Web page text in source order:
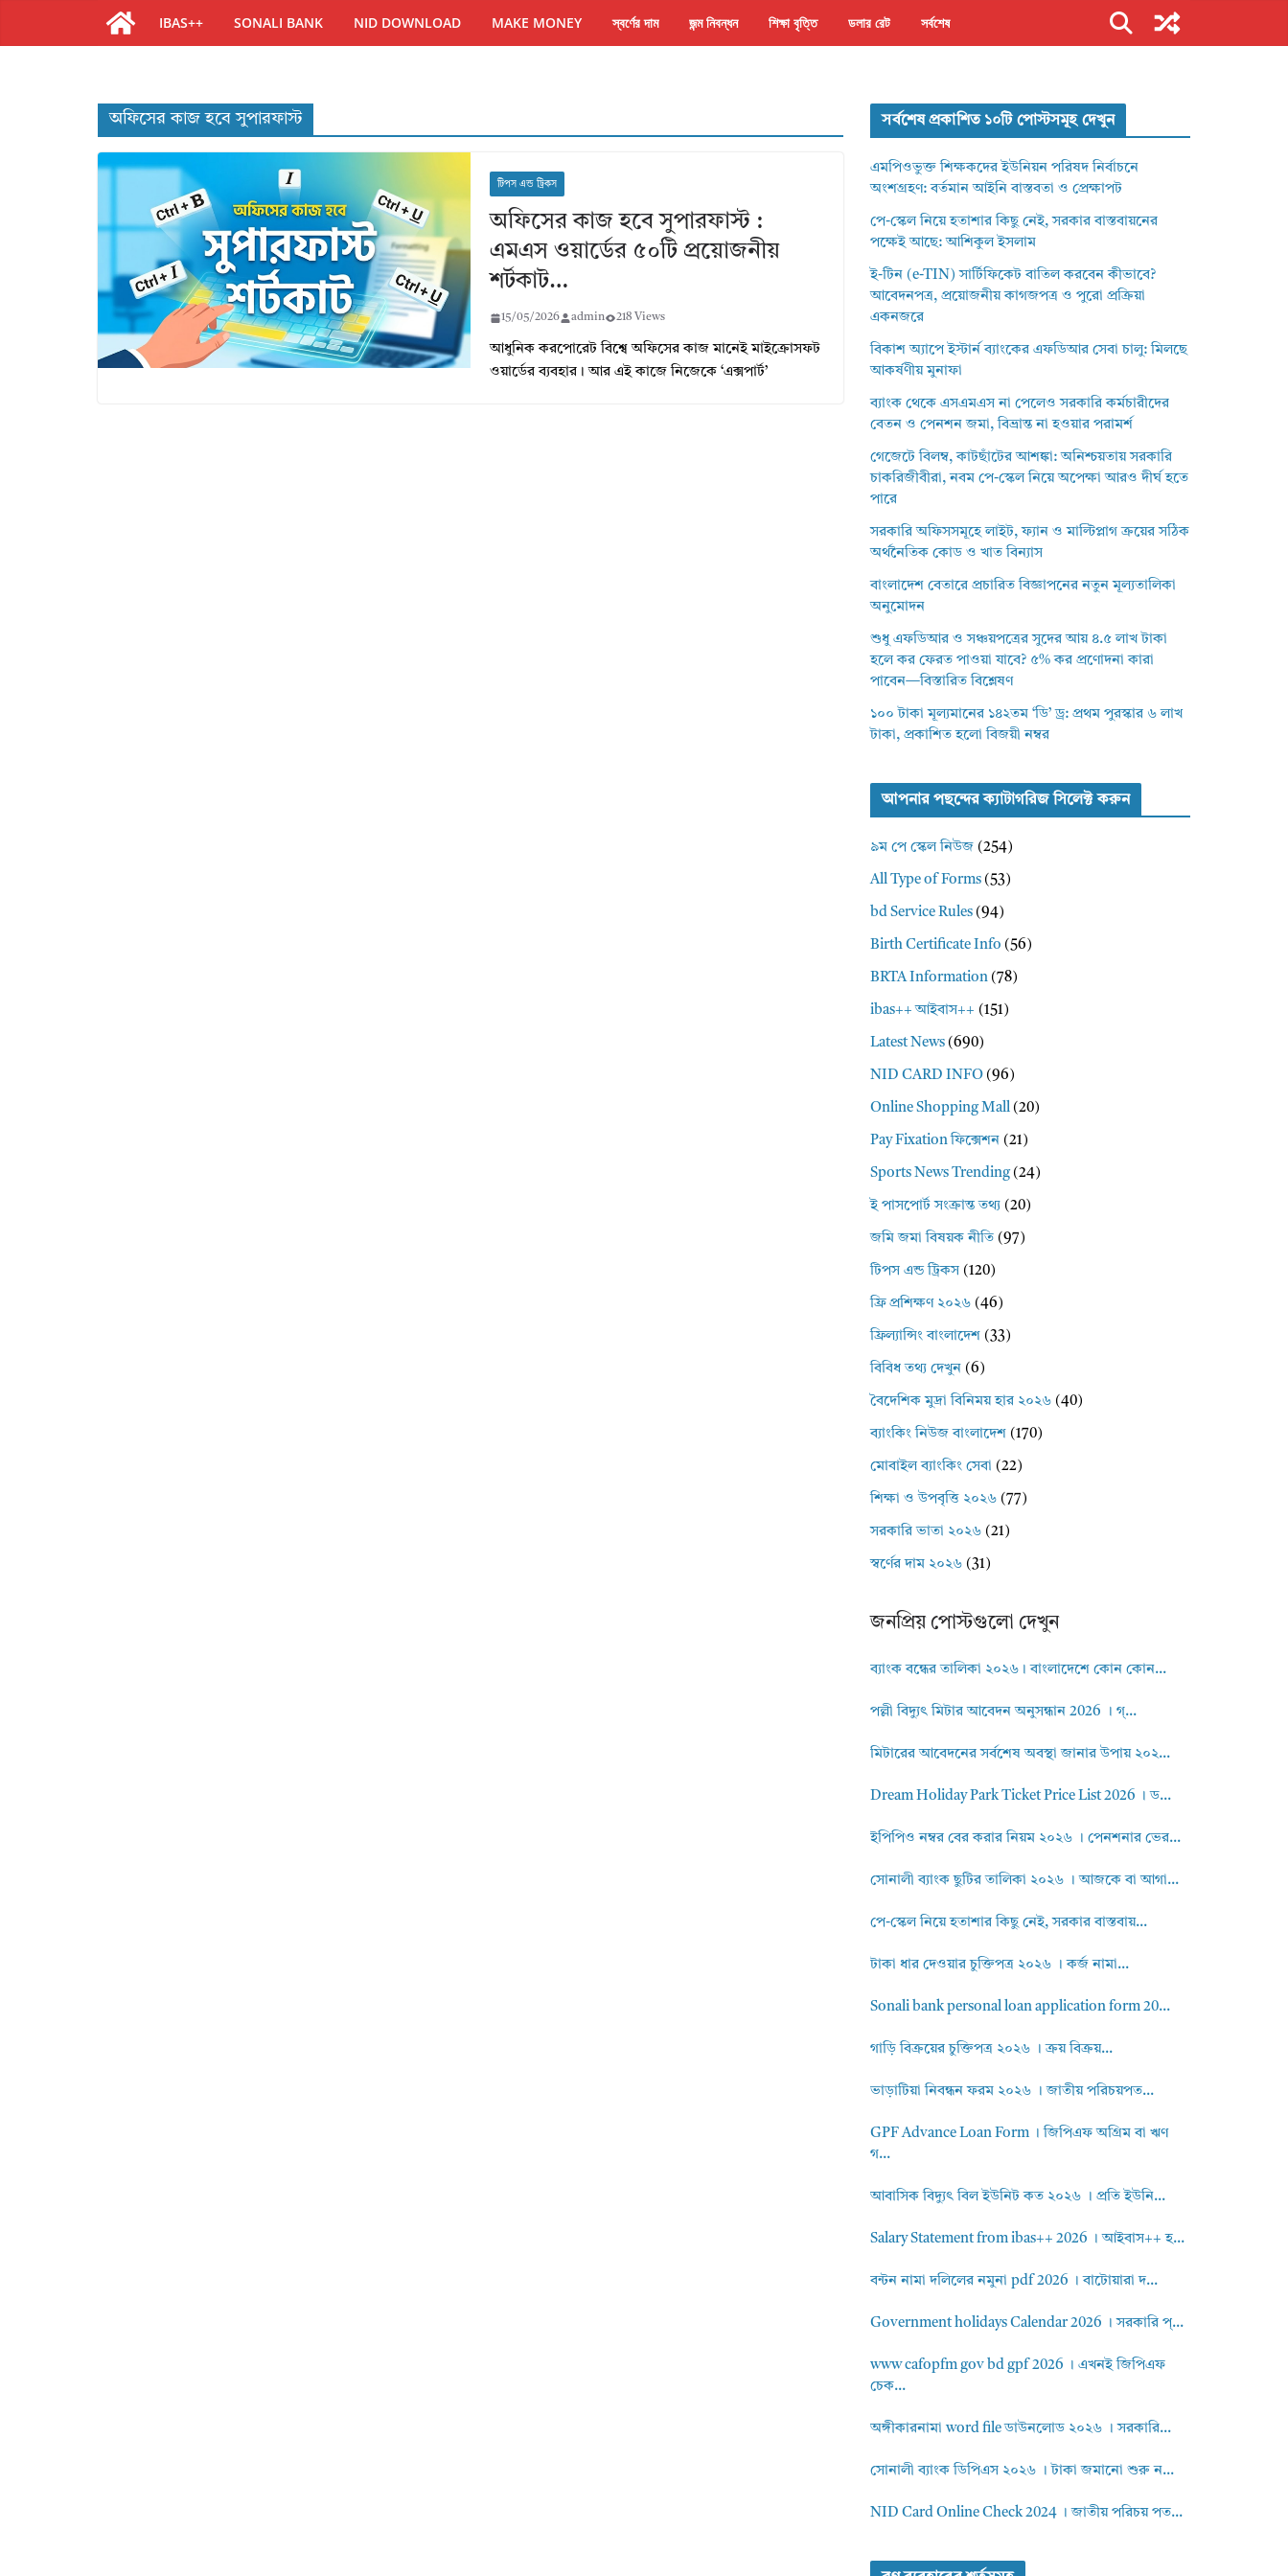
IBAS++ SONALI BANK NID DOWNLOAD MAKE MONEY স্বর্ণের দাম জন্ম নিবন্ধন শিক্ষা বৃত্তি ডলার রেট সর্বশেষ
অফিসের কাজ হবে সুপারফাস্ট
টিপস এন্ড ট্রিকস
অফিসের কাজ হবে সুপারফাস্ট :
এমএস ওয়ার্ডের ৫০টি প্রয়োজনীয়
শর্টকাট…
15/05/2026 admin 218 Views
আধুনিক করপোরেট বিশ্বে অফিসের কাজ মানেই মাইক্রোসফট
ওয়ার্ডের ব্যবহার। আর এই কাজে নিজেকে ‘এক্সপার্ট’
সর্বশেষ প্রকাশিত ১০টি পোস্টসমূহ দেখুন
এমপিওভুক্ত শিক্ষকদের ইউনিয়ন পরিষদ নির্বাচনে
অংশগ্রহণ: বর্তমান আইনি বাস্তবতা ও প্রেক্ষাপট
পে-স্কেল নিয়ে হতাশার কিছু নেই, সরকার বাস্তবায়নের
পক্ষেই আছে: আশিকুল ইসলাম
ই-টিন (e-TIN) সার্টিফিকেট বাতিল করবেন কীভাবে?
আবেদনপত্র, প্রয়োজনীয় কাগজপত্র ও পুরো প্রক্রিয়া
একনজরে
বিকাশ অ্যাপে ইস্টার্ন ব্যাংকের এফডিআর সেবা চালু: মিলছে
আকর্ষণীয় মুনাফা
ব্যাংক থেকে এসএমএস না পেলেও সরকারি কর্মচারীদের
বেতন ও পেনশন জমা, বিভ্রান্ত না হওয়ার পরামর্শ
গেজেটে বিলম্ব, কাটছাঁটের আশঙ্কা: অনিশ্চয়তায় সরকারি
চাকরিজীবীরা, নবম পে-স্কেল নিয়ে অপেক্ষা আরও দীর্ঘ হতে
পারে
সরকারি অফিসসমূহে লাইট, ফ্যান ও মাল্টিপ্লাগ ক্রয়ের সঠিক
অর্থনৈতিক কোড ও খাত বিন্যাস
বাংলাদেশ বেতারে প্রচারিত বিজ্ঞাপনের নতুন মূল্যতালিকা
অনুমোদন
শুধু এফডিআর ও সঞ্চয়পত্রের সুদের আয় ৪.৫ লাখ টাকা
হলে কর ফেরত পাওয়া যাবে? ৫% কর প্রণোদনা কারা
পাবেন—বিস্তারিত বিশ্লেষণ
১০০ টাকা মূল্যমানের ১৪২তম ‘ডি’ ড্র: প্রথম পুরস্কার ৬ লাখ
টাকা, প্রকাশিত হলো বিজয়ী নম্বর
আপনার পছন্দের ক্যাটাগরিজ সিলেক্ট করুন
৯ম পে স্কেল নিউজ (254)
All Type of Forms (53)
bd Service Rules (94)
Birth Certificate Info (56)
BRTA Information (78)
ibas++ আইবাস++ (151)
Latest News (690)
NID CARD INFO (96)
Online Shopping Mall (20)
Pay Fixation ফিক্সেশন (21)
Sports News Trending(24)
ই পাসপোর্ট সংক্রান্ত তথ্য (20)
জমি জমা বিষয়ক নীতি (97)
টিপস এন্ড ট্রিকস (120)
ফ্রি প্রশিক্ষণ ২০২৬ (46)
ফ্রিল্যান্সিং বাংলাদেশ (33)
বিবিধ তথ্য দেখুন (6)
বৈদেশিক মুদ্রা বিনিময় হার ২০২৬ (40)
ব্যাংকিং নিউজ বাংলাদেশ (170)
মোবাইল ব্যাংকিং সেবা (22)
শিক্ষা ও উপবৃত্তি ২০২৬ (77)
সরকারি ভাতা ২০২৬ (21)
স্বর্ণের দাম ২০২৬ (31)
জনপ্রিয় পোস্টগুলো দেখুন
ব্যাংক বন্ধের তালিকা ২০২৬। বাংলাদেশে কোন কোন...
পল্লী বিদ্যুৎ মিটার আবেদন অনুসন্ধান 2026 । গ্...
মিটারের আবেদনের সর্বশেষ অবস্থা জানার উপায় ২০২...
Dream Holiday Park Ticket Price List 2026 । ড...
ইপিপিও নম্বর বের করার নিয়ম ২০২৬ । পেনশনার ভের...
সোনালী ব্যাংক ছুটির তালিকা ২০২৬ । আজকে বা আগা...
পে-স্কেল নিয়ে হতাশার কিছু নেই, সরকার বাস্তবায়...
টাকা ধার দেওয়ার চুক্তিপত্র ২০২৬ । কর্জ নামা...
Sonali bank personal loan application form 20...
গাড়ি বিক্রয়ের চুক্তিপত্র ২০২৬ । ক্রয় বিক্রয়...
ভাড়াটিয়া নিবন্ধন ফরম ২০২৬ । জাতীয় পরিচয়পত...
GPF Advance Loan Form । জিপিএফ অগ্রিম বা ঋণ
গ...
আবাসিক বিদ্যুৎ বিল ইউনিট কত ২০২৬ । প্রতি ইউনি...
Salary Statement from ibas++ 2026 । আইবাস++ হ...
বন্টন নামা দলিলের নমুনা pdf 2026 । বাটোয়ারা দ...
Government holidays Calendar 2026 । সরকারি প্...
www cafopfm gov bd gpf 2026 । এখনই জিপিএফ
চেক...
অঙ্গীকারনামা word file ডাউনলোড ২০২৬ । সরকারি...
সোনালী ব্যাংক ডিপিএস ২০২৬ । টাকা জমানো শুরু ন...
NID Card Online Check 2024 । জাতীয় পরিচয় পত...